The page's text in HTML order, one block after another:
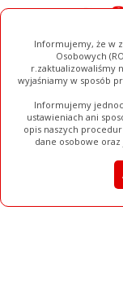
Informujemy, że w
Osobowych
r.zaktualizowaliśmy
wyjaśniamy w sposób
Informujemy
ustawieniach ani
opis naszych
dane osobowe
Ogłoszenia Filmy